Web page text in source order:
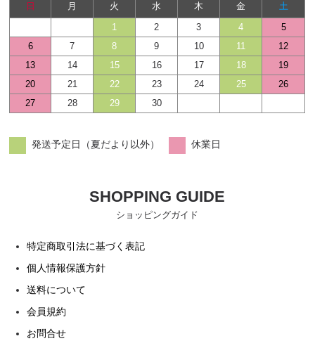
日 月 火 水 木 金
土
1
2 3 4
5
6
7 8 9 10 11
12
13
14 15 16 17 18
19
20
21 22 23 24 25
26
27
28 29 30
発送予定日（夏だより以外） 休業日
SHOPPING GUIDE
ショッピングガイド
特定商取引法に基づく表記
個人情報保護方針
送料について
会員規約
お問合せ